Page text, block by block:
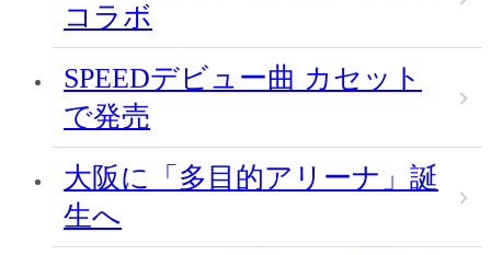
コラボ
SPEEDデビュー曲 カセット
で発売
大阪に「多目的アリーナ」誕
生へ